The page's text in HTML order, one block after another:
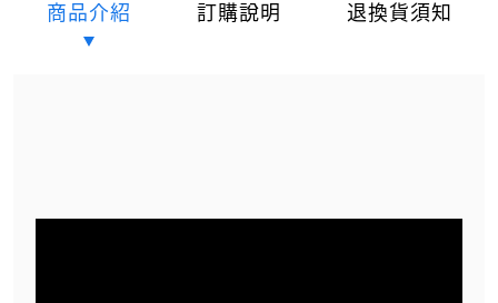
商品介紹 訂購說明 退換貨須知